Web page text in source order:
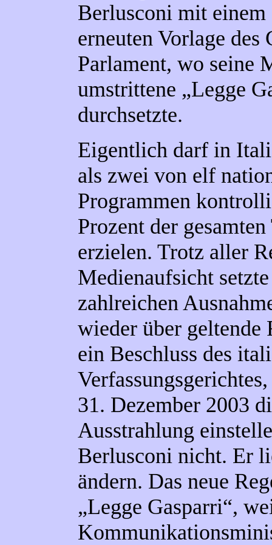
Berlusconi mit
erneuten Vorlage des
Parlament, wo seine
umstrittene „Legge
durchsetzte.
Eigentlich darf in
als zwei von elf
Programmen
Prozent der
erzielen. Trotz aller
Medienaufsicht
zahlreichen
wieder über geltende
ein Beschluss des
31. Dezember 2003
Ausstrahlung
Berlusconi nicht. Er
ändern. Das neue
„Legge Gasparri“,